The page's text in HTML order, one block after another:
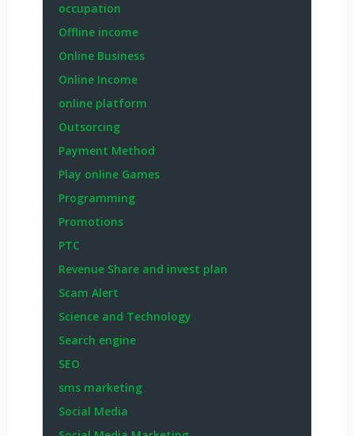
occupation
Offline income
Online Business
Online Income
online platform
Outsorcing
Payment Method
Play online Games
Programming
Promotions
PTC
Revenue Share and invest plan
Scam Alert
Science and Technology
Search engine
SEO
sms marketing
Social Media